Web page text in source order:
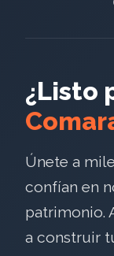
¿Listo
Únete a
confían en
patrimonio.
a construir